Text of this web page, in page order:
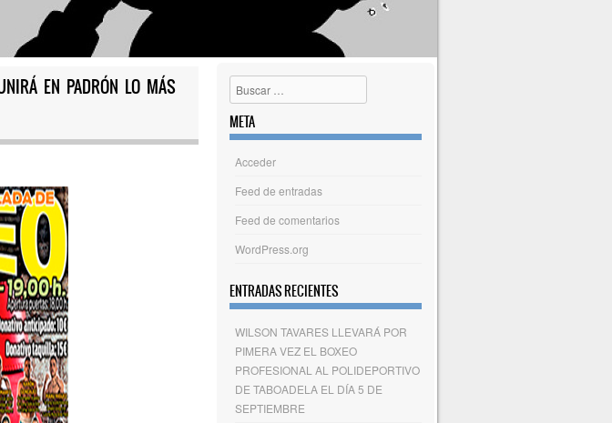
EN PADRÓN LO MÁS
Buscar
META
Acceder
Feed de entradas
Feed de comentarios
WordPress.org
ENTRADAS RECIENTES
WILSON TAVARES LLEVARÁ POR
PIMERA VEZ EL BOXEO
PROFESIONAL AL POLIDEPORTIVO
DE TABOADELA EL DÍA 5 DE
SEPTIEMBRE